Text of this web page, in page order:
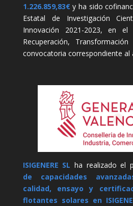
1.226.859,83€y ha sido
Estatal de Investigación
Innovación 2021-2023, en
Recuperación,
convocatoria correspondiente al
ISIGENERE SL ha realizado el
de capacidades
calidad, ensayo y
flotantes solares en